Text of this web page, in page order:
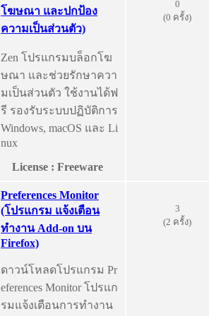
โฆษณา และปกป้อง
ความเป็นส่วนตัว)
Zen โปรแกรมบล็อกโฆ
ษณา และช่วยรักษาควา
มเป็นส่วนตัว ใช้งานได้ฟ
รี รองรับระบบปฏิบัติการ
Windows, macOS และ Li
nux
License : Freeware
0
(0 ครั้ง)
Preferences Monitor
(โปรแกรม แจ้งเตือน
ทำงาน Add-on บน
Firefox)
ดาวน์โหลดโปรแกรม Pr
eferences Monitor โปรแก
รมแจ้งเตือนการทำงาน
3
(2 ครั้ง)